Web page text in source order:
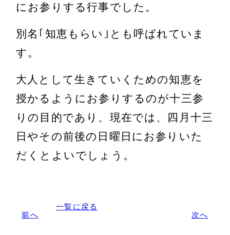
にお参りする行事でした。
別名｢知恵もらい｣とも呼ばれていま
す。
大人として生きていくための知恵を
授かるようにお参りするのが十三参
りの目的であり、現在では、四月十三
日やその前後の日曜日にお参りいた
だくとよいでしょう。
前へ
一覧に戻る
次へ